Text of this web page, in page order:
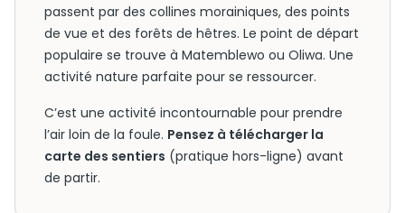
passent par des collines morainiques, des points
de vue et des forêts de hêtres. Le point de départ
populaire se trouve à Matemblewo ou Oliwa. Une
activité nature parfaite pour se ressourcer.
C’est une activité incontournable pour prendre
l’air loin de la foule. Pensez à télécharger la
carte des sentiers (pratique hors-ligne) avant
de partir.